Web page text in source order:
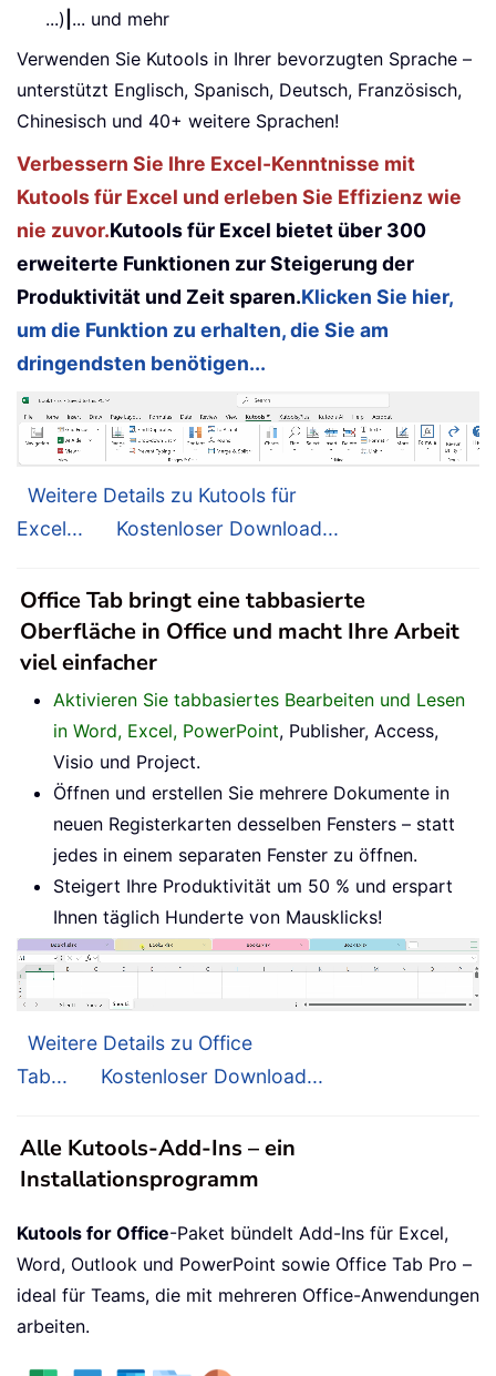
...) ... und mehr
Verwenden Sie Kutools in Ihrer bevorzugten Sprache –
unterstützt Englisch, Spanisch, Deutsch, Französisch,
Chinesisch und 40+ weitere Sprachen!
Verbessern Sie Ihre Excel-Kenntnisse mit
Kutools für Excel und erleben Sie Effizienz wie
nie zuvor.Kutools für Excel bietet über 300
erweiterte Funktionen zur Steigerung der
Produktivität und Zeit sparen.Klicken Sie hier,
um die Funktion zu erhalten, die Sie am
dringendsten benötigen...
Weitere Details zu Kutools für
Excel...
Kostenloser Download...
Office Tab bringt eine tabbasierte
Oberfläche in Office und macht Ihre Arbeit
viel einfacher
Aktivieren Sie tabbasiertes Bearbeiten und Lesen
in Word, Excel, PowerPoint, Publisher, Access,
Visio und Project.
Öffnen und erstellen Sie mehrere Dokumente in
neuen Registerkarten desselben Fensters – statt
jedes in einem separaten Fenster zu öffnen.
Steigert Ihre Produktivität um 50 % und erspart
Ihnen täglich Hunderte von Mausklicks!
Weitere Details zu Office
Tab...
Kostenloser Download...
Alle Kutools-Add-Ins – ein
Installationsprogramm
Kutools for Office-Paket bündelt Add-Ins für Excel,
Word, Outlook und PowerPoint sowie Office Tab Pro –
ideal für Teams, die mit mehreren Office-Anwendungen
arbeiten.